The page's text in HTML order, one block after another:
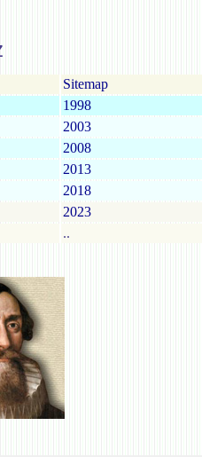
Sitemap
1998
2003
2008
2013
2018
2023
..